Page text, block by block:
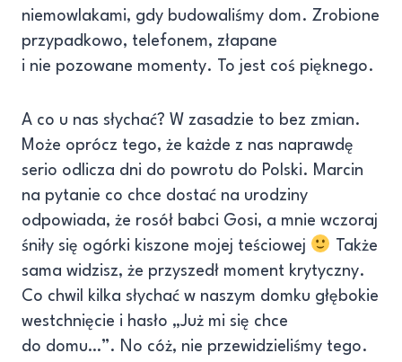
niemowlakami, gdy budowaliśmy dom. Zrobione
przypadkowo, telefonem, złapane
i nie pozowane momenty. To jest coś pięknego.
A co u nas słychać? W zasadzie to bez zmian.
Może oprócz tego, że każde z nas naprawdę
serio odlicza dni do powrotu do Polski. Marcin
na pytanie co chce dostać na urodziny
odpowiada, że rosół babci Gosi, a mnie wczoraj
śniły się ogórki kiszone mojej teściowej
Także
sama widzisz, że przyszedł moment krytyczny.
Co chwil kilka słychać w naszym domku głębokie
westchnięcie i hasło „Już mi się chce
do domu…”. No cóż, nie przewidzieliśmy tego.